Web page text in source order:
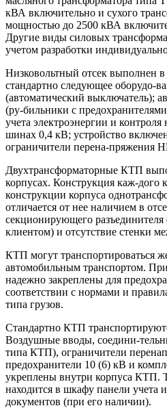
кВА включительно и сухого
мощностью до 2500 кВА
Другие виды силовых
учетом разработки
Низковольтный отсек выполнен
стандартно следующее оборудо-
(автоматический выключатель);
(ру-бильники с
учета электроэнергии и
шинах 0,4 кВ; устройство
ограничители перена-пряжения
Двухтрансформаторные КТП
корпусах. Конструкция каж-дого
конструкции корпуса
отличается от нее наличием в
секционирующего разъединителя
клиентом) и отсутствие стенки
КТП могут транспортироваться
автомобильным транспортом.
надежно закреплены для
соответствии с нормами и
типа грузов.
Стандартно КТП
Воздушные вводы, соедини-
типа КТП), ограничители
предохранители 10 (6) кВ и
укреплены внутри корпуса КТП.
находится в шкафу панели учета
документов (при его наличии).